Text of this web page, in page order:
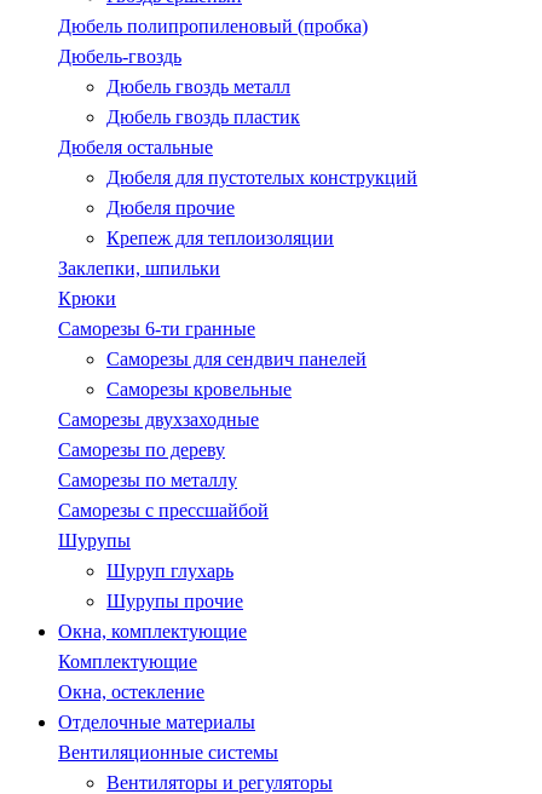
Дюбель полипропиленовый (пробка)
Дюбель-гвоздь
Дюбель гвоздь металл
Дюбель гвоздь пластик
Дюбеля остальные
Дюбеля для пустотелых конструкций
Дюбеля прочие
Крепеж для теплоизоляции
Заклепки, шпильки
Крюки
Саморезы 6-ти гранные
Саморезы для сендвич панелей
Саморезы кровельные
Саморезы двухзаходные
Саморезы по дереву
Саморезы по металлу
Саморезы с пресcшайбой
Шурупы
Шуруп глухарь
Шурупы прочие
Окна, комплектующие
Комплектующие
Окна, остекление
Отделочные материалы
Вентиляционные системы
Вентиляторы и регуляторы